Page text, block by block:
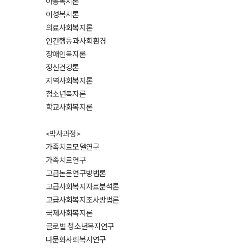
여성복지론
의료사회복지론
인간행동과사회환경
장애인복지론
정신건강론
지역사회복지론
청소년복지론
학교사회복지론
<박사과정>
가족치료모델연구
가족치료연구
고급논문연구방법론
고급사회복지자료분석론
고급사회복지조사방법론
국제사회복지론
글로벌 청소년복지연구
다문화사회복지연구